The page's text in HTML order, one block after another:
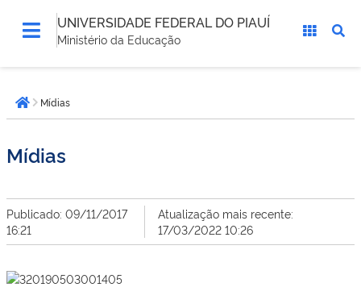
UNIVERSIDADE FEDERAL DO PIAUÍ
Ministério da Educação
está
aqui:Página inicial
Mídias
Mídias
Publicado: 09/11/2017
16:21
Atualização mais recente:
17/03/2022 10:26